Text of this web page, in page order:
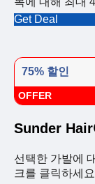
Get Deal
75% 할인
OFFER
Sunder Hair
선택한 가발에
크를 클릭하세